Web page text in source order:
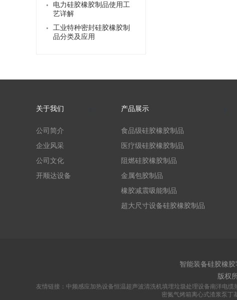
电力硅胶橡胶制品使用工
艺详解
工业特种密封硅胶橡胶制
品分类及应用
关于我们
公司简介
企业风采
公司文化
开顺达设备
产品展示
食品级硅胶橡胶制品
医疗级硅胶橡胶制品
阻燃硅胶橡胶制品
金属包胶制品
橡胶减震吸能制品
超大尺寸设备硅胶橡胶制品
智能装备硅胶橡
版权
友情链接： 中频感应加热设备恒温超声波清洗机填埋垃圾处理设备南洋电缆
密氮气烤箱离心式渣浆泵丁